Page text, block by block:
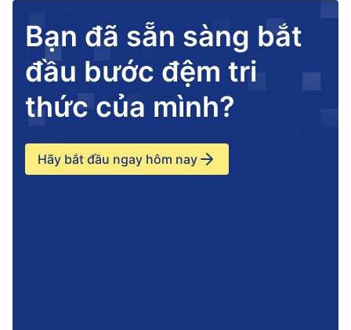
Bạn đã sẵn sàng bắt
đầu bước đệm tri
thức của mình?
Hãy bắt đầu ngay hôm nay